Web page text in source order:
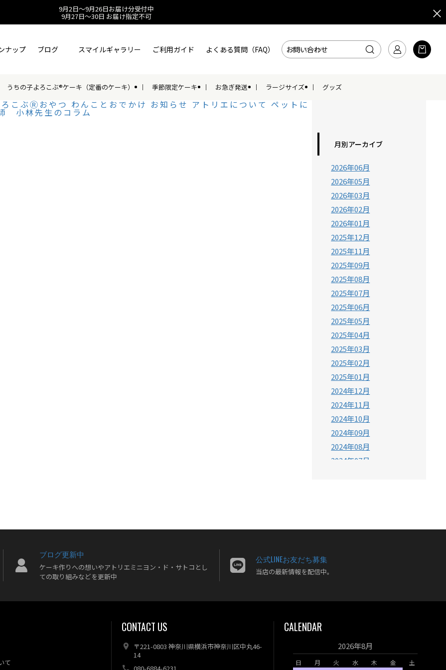
9月2日～9月26日お届け分受付中
9月27日～30日 お届け指定不可
ナップ ブログ スマイルギャラリー ご利用ガイド よくある質問（FAQ） お問い合わせ
うちの子よろこぶ®ケーキ（定番のケーキ） 季節限定ケーキ お急ぎ発送 ラージサイズ グッズ
ろこぶⓇおやつ わんことおでかけ お知らせ アトリエについて ペットに
小林先生のコラム
月別アーカイブ
2026年06月
2026年05月
2026年03月
2026年02月
2026年01月
2025年12月
2025年11月
2025年09月
2025年08月
2025年07月
2025年06月
2025年05月
2025年04月
2025年03月
2025年02月
2025年01月
2024年12月
2024年11月
2024年10月
2024年09月
2024年08月
2024年07月
2024年02月
2023年09月
2023年06月
2023年05月
ブログ更新中
ケーキ作りへの想いやアトリエミニヨン・ド・サトコとし
ての取り組みなどを更新中
公式LINEお友だち募集
当店の最新情報を配信中。
て
CONTACT US
〒221-0803 神奈川県横浜市神奈川区中丸46-
14
CALENDAR
2026年8月
日 月 火 水 木 金
土